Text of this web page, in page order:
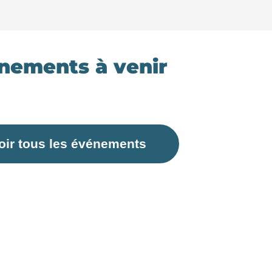
à venir
tous les événements